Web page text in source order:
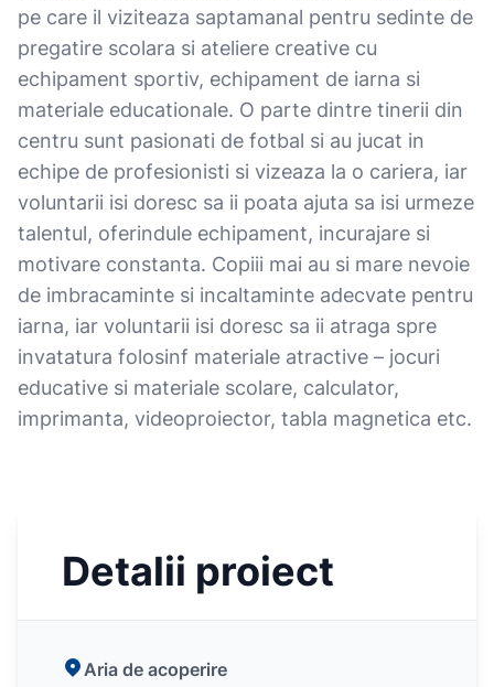
pe care il viziteaza saptamanal pentru sedinte de
pregatire scolara si ateliere creative cu
echipament sportiv, echipament de iarna si
materiale educationale. O parte dintre tinerii din
centru sunt pasionati de fotbal si au jucat in
echipe de profesionisti si vizeaza la o cariera, iar
voluntarii isi doresc sa ii poata ajuta sa isi urmeze
talentul, oferindule echipament, incurajare si
motivare constanta. Copiii mai au si mare nevoie
de imbracaminte si incaltaminte adecvate pentru
iarna, iar voluntarii isi doresc sa ii atraga spre
invatatura folosinf materiale atractive – jocuri
educative si materiale scolare, calculator,
imprimanta, videoproiector, tabla magnetica etc.
Detalii proiect
Aria de acoperire